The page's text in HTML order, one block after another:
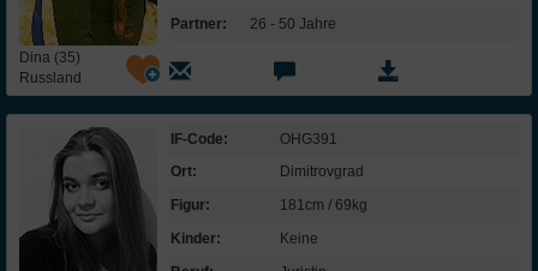
Dina (35)
Russland
Partner:
26 - 50 Jahre
IF-Code:
OHG391
Ort:
Dimitrovgrad
Figur:
181cm / 69kg
Kinder:
Keine